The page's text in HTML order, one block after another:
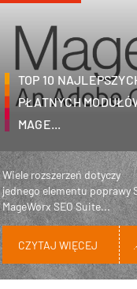
TOP 10
PŁATNYCH
MAGE...
Wiele rozszerzeń dotyczy
jednego elementu poprawy
MageWorx SEO Suite...
CZYTAJ WIĘCEJ